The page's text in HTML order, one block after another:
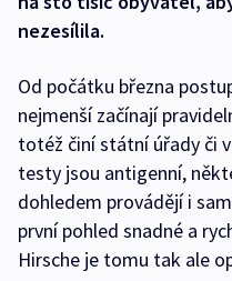
nezesílila.
Od počátku března
nejmenší začínají
totéž činí státní úřady či
testy jsou antigenní,
dohledem provádějí i
první pohled snadné a
Hirsche je tomu tak ale